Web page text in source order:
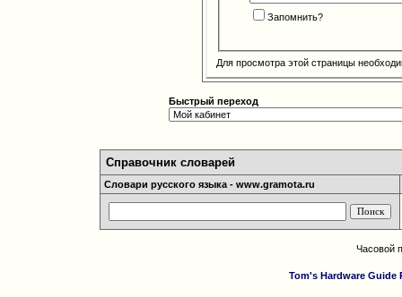
Запомнить?
Для просмотра этой страницы
Быстрый переход
Справочник словарей
Словари русского языка - www.gramota.ru
Часовой
Tom's Hardware Guide